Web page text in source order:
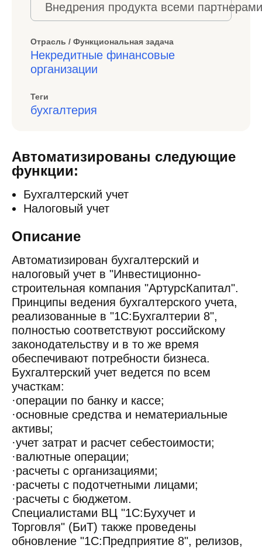
Внедрения продукта всеми
Отрасль / Функциональная задача
Некредитные финансовые
организации
Теги
бухгалтерия
Автоматизированы следующие
функции:
Бухгалтерский учет
Налоговый учет
Описание
Автоматизирован бухгалтерский и
налоговый учет в "Инвестиционно-
строительная компания "АртурсКапитал".
Принципы ведения бухгалтерского учета,
реализованные в "1С:Бухгалтерии 8",
полностью соответствуют российскому
законодательству и в то же время
обеспечивают потребности бизнеса.
Бухгалтерский учет ведется по всем
участкам:
·операции по банку и кассе;
·основные средства и нематериальные
активы;
·учет затрат и расчет себестоимости;
·валютные операции;
·расчеты с организациями;
·расчеты с подотчетными лицами;
·расчеты с бюджетом.
Специалистами ВЦ "1С:Бухучет и
Торговля" (БиТ) также проведены
обновление "1С:Предприятие 8", релизов,